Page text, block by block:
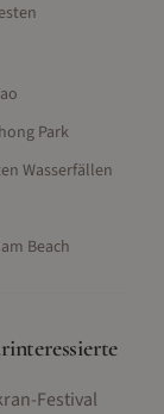
Park
Wasserfällen
Beach
Festival